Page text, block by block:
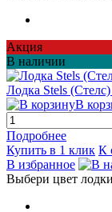
Акция
В наличии
Лодка Stels
В
Подробнее
Купить в 1 клик К
В избранное
Выбери цвет лодки